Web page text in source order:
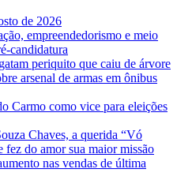
de 2026
empreendedorismo e meio
candidatura
periquito que caiu de árvore
arsenal de armas em ônibus
Carmo como vice para eleições
Chaves, a querida “Vó
do amor sua maior missão
nas vendas de última